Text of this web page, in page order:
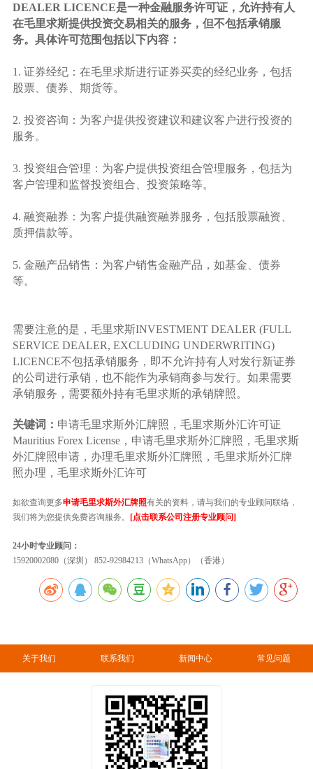
DEALER LICENCE是一种金融服务许可证，允许持有人
在毛里求斯提供投资交易相关的服务，但不包括承销服
务。具体许可范围包括以下内容：
1. 证券经纪：在毛里求斯进行证券买卖的经纪业务，包括
股票、债券、期货等。
2. 投资咨询：为客户提供投资建议和建议客户进行投资的
服务。
3. 投资组合管理：为客户提供投资组合管理服务，包括为
客户管理和监督投资组合、投资策略等。
4. 融资融券：为客户提供融资融券服务，包括股票融资、
质押借款等。
5. 金融产品销售：为客户销售金融产品，如基金、债券
等。
需要注意的是，毛里求斯INVESTMENT DEALER (FULL
SERVICE DEALER, EXCLUDING UNDERWRITING)
LICENCE不包括承销服务，即不允许持有人对发行新证券
的公司进行承销，也不能作为承销商参与发行。如果需要
承销服务，需要额外持有毛里求斯的承销牌照。
关键词： 申请毛里求斯外汇牌照，毛里求斯外汇许可证
Mauritius Forex License，申请毛里求斯外汇牌照，毛里求斯
外汇牌照申请，办理毛里求斯外汇牌照，毛里求斯外汇牌
照办理，毛里求斯外汇许可
如欲查询更多申请毛里求斯外汇牌照有关的资料，请与我们的专业顾问联络，
我们将为您提供免费咨询服务。 [点击联系公司注册专业顾问]
24小时专业顾问：
15920002080（深圳） 852-92984213（WhatsApp）（香港）
关于我们 联系我们 新闻中心 常见问题